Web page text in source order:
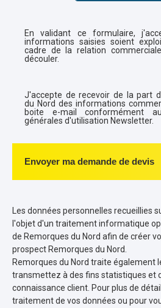
En validant ce formulaire,
informations saisies soient
cadre de la relation
découler.
J'accepte de recevoir de la part
du Nord des informations
boite e-mail conformément
générales d'utilisation Newsletter.
Envoyer ma demande de devis
Les données personnelles recueillies
l'objet d'un traitement informatique
de Remorques du Nord afin de créer
prospect Remorques du Nord.
Remorques du Nord traite également
transmettez à des fins statistiques et
connaissance client. Pour plus de
traitement de vos données ou pour